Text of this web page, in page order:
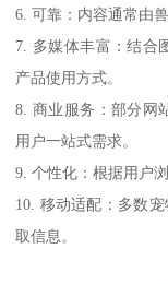
6. 可靠：内容通常由
7. 多媒体丰富：结合
产品使用方式。
8. 商业服务：部分网
用户一站式需求。
9. 个性化：根据用户
10. 移动适配：多数
取信息。